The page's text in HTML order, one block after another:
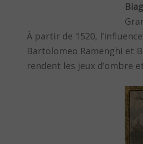
À partir de 1520,
Bartolomeo Ramenghi et
rendent les jeux d’ombre